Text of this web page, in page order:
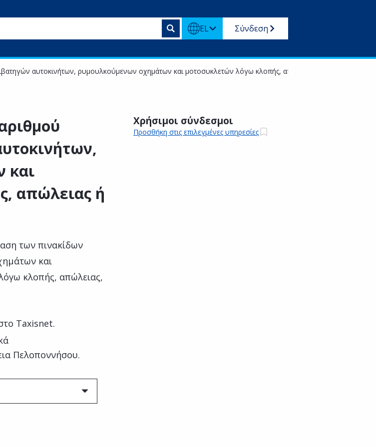
EL Σύνδεση
αυτοκινήτων, ρυμουλκούμενων οχημάτων και μοτοσυκλετών λόγω κλοπής, απώλειας ή καταστροφής
και
απώλειας ή
των πινακίδων
και
κλοπής, απώλειας,
Taxisnet.
Πελοποννήσου.
Χρήσιμοι σύνδεσμοι
Προσθήκη στις επιλεγμένες υπηρεσίες